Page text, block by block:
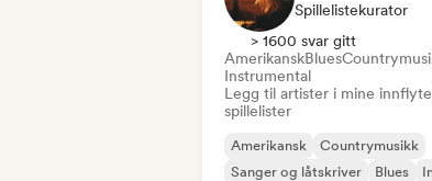
Spillelistekurator
> 1600 svar gitt
AmerikanskBlues
Instrumental
Legg til artister i mine
spillelister
Amerikansk
Countrymusikk
Sanger og låtskriver
Blues